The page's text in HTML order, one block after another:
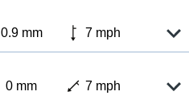
0.9 mm 7 mph
0 mm 7 mph